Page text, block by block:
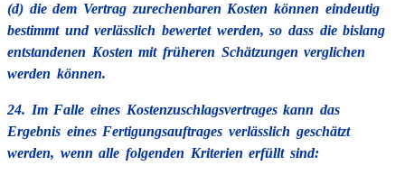
(d) die dem Vertrag zurechenbaren Kosten können eindeutig
bestimmt und verlässlich bewertet werden, so dass die bislang
entstandenen Kosten mit früheren Schätzungen verglichen
werden können.
24. Im Falle eines Kostenzuschlagsvertrages kann das
Ergebnis eines Fertigungsauftrages verlässlich geschätzt
werden, wenn alle folgenden Kriterien erfüllt sind: